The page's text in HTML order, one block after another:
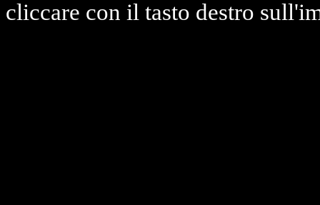
cliccare con il tasto destro